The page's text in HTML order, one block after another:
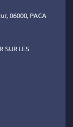
06000, PACA
SUR LES